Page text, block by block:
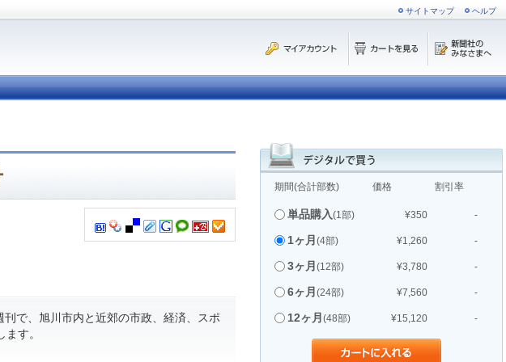
サイトマップ ヘルプ
期間(合計部数) 価格 割引率
単品購入(1部) ¥350 -
1ヶ月 (4部) ¥1,260 -
3ヶ月 (12部) ¥3,780 -
6ヶ月 (24部) ¥7,560 -
12ヶ月 (48部) ¥15,120 -
で、旭川市内と近郊の市政、経済、スポ
す。